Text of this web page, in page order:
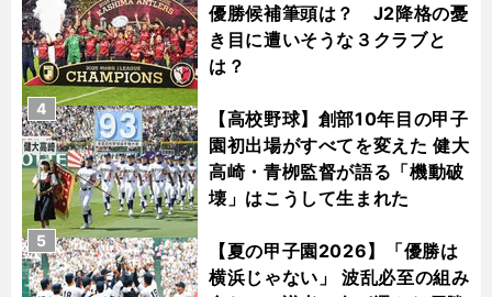
優勝候補筆頭は？ J2降格の憂
き目に遭いそうな３クラブと
は？
【高校野球】創部10年目の甲子
園初出場がすべてを変えた 健大
高崎・青栁監督が語る「機動破
壊」はこうして生まれた
4
【夏の甲子園2026】「優勝は
横浜じゃない」 波乱必至の組み
5